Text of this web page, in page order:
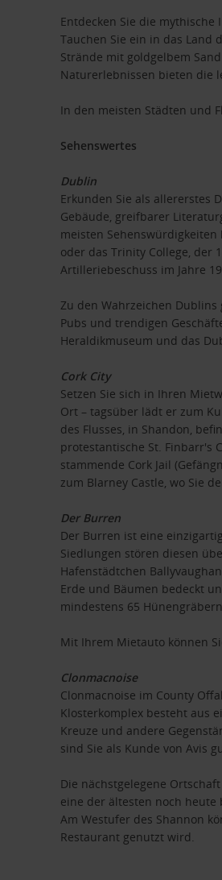
Entdecken Sie die
Tauchen Sie ein in das Land
Strände mit goldgelbem
Naturerlebnissen bieten die
In den meisten Städten und
Sehenswertes
Dublin
Erkunden Sie als allererstes
Gebäude, greifbarer
meisten Sehenswürdigkeiten
oder das Trinity College, der
Artilleriebeschuss im Jahre
Zu den Wahrzeichen Dublins
Pubs und trendigen
Heraldikmuseum und das
Cork City
Setzen Sie sich in Ihren
Ort – tagsüber lädt er zum
des Flusses, in Shandon,
protestantische St. Finbarr's
stammende Cork Jail
zum Blarney Castle, wo Sie
Der Burren
Der Burren ist eine
Siedlungen stören diesen
Hafenstädtchen
Erde und Bäumen bedeckt
mindestens 65
Mit Ihrem Mietauto können
Clonmacnoise
Clonmacnoise im County
Klosterkomplex besteht aus
Kreuze und andere
sind Sie als Kunde von Avis
Die nächstgelegene
eine der ältesten noch
Am Westufer des Shannon
Restaurant genutzt wird.